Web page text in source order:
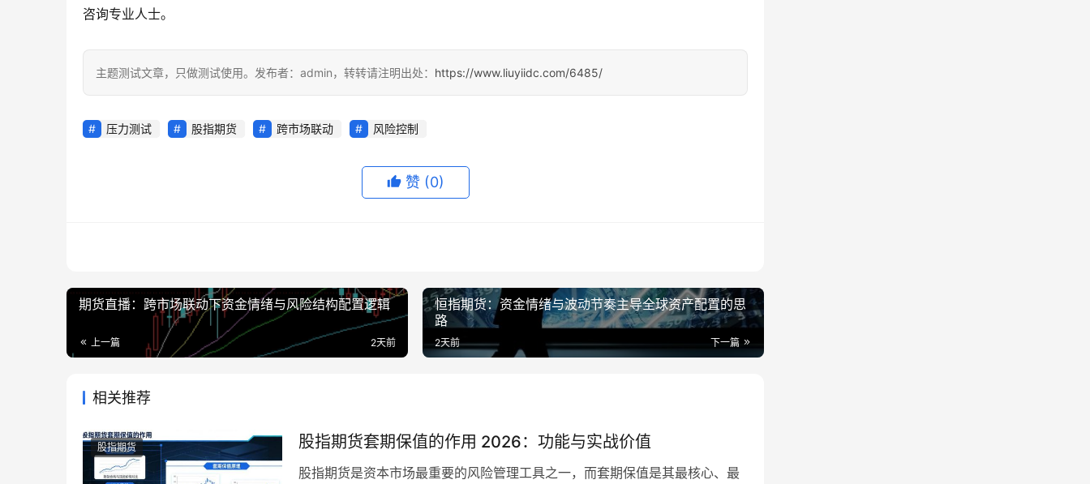
咨询专业人士。
主题测试文章，只做测试使用。发布者：admin，转转请注明出处： https://www.liuyiidc.com/6485/
压力测试 股指期货 跨市场联动 风险控制
赞 (0)
期货直播：跨市场联动下资金情绪与风险结构配置逻辑
上一篇 2天前
恒指期货：资金情绪与波动节奏主导全球资产配置的思
路
下一篇
2天前
相关推荐
股指期货 股指期货套期保值的作用 2026：功能与实战价值
股指期货是资本市场最重要的风险管理工具之一，而套期保值是其最核心、最